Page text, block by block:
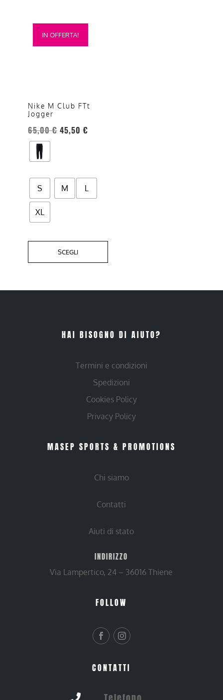
IN OFFERTA!
Nike M Club FTt
Jogger
65,00€ 45,50 €
S M L
XL
SCEGLI
Questo
prodotto
opzioni
possono
essere
scelte
nella
del
prodotto
HAI BISOGNO DI AIUTO?
Termini e condizioni
Spedizioni
Cookies Policy
Privacy Policy
MASEP SPORTS & PROMOTIONS
Chi siamo
Contatti
Aiuti di stato
INDIRIZZO
Via Lampertico, 24 – 36016 Thiene
FOLLOW
CONTATTI